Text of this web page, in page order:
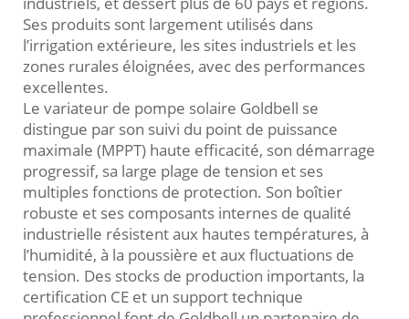
Ses produits sont largement utilisés dans
l’irrigation extérieure, les sites industriels et les
zones rurales éloignées, avec des performances
excellentes.
Le variateur de pompe solaire Goldbell se
distingue par son suivi du point de puissance
maximale (MPPT) haute efficacité, son démarrage
progressif, sa large plage de tension et ses
multiples fonctions de protection. Son boîtier
robuste et ses composants internes de qualité
industrielle résistent aux hautes températures, à
l’humidité, à la poussière et aux fluctuations de
tension. Des stocks de production importants, la
certification CE et un support technique